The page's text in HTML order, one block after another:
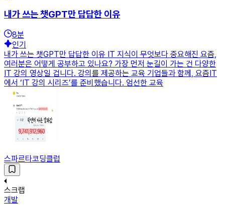
내가 쓰는 챗GPT만 답답한 이유
8분
인기
내가 쓰는 챗GPT만 답답한 이유 IT 지식이 무엇보다 중요해진 요즘,
여러분은 어떻게 공부하고 있나요? 가장 먼저 눈길이 가는 건 다양한
IT 강의 영상일 겁니다. 강의를 제공하는 교육 기업들과 함께, 요즘IT
에서 ‘IT 강의 시리즈’를 준비했습니다. 엄선한 교육
스파르타코딩클럽
스크랩
개발